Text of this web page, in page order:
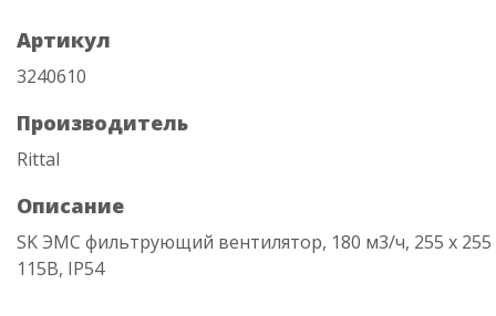
Артикул
3240610
Производитель
Rittal
Описание
SK ЭМС фильтрующий вентилятор, 180 м3/ч, 255 х
115В, IP54